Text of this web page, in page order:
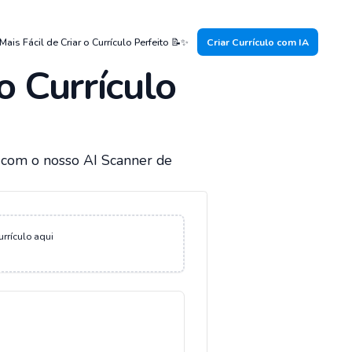
Fácil de Criar o Currículo Perfeito 📝✨ Criar Currículo com IA
Currículo
o nosso AI Scanner de
aqui